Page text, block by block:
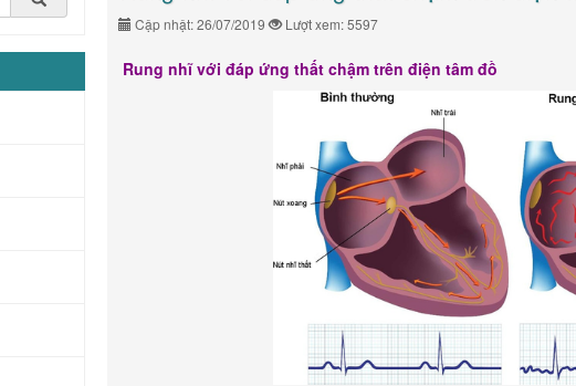
Cập nhật: 26/07/2019 Lượt xem: 5597
Rung nhĩ với đáp ứng thất chậm trên điện tâm đồ